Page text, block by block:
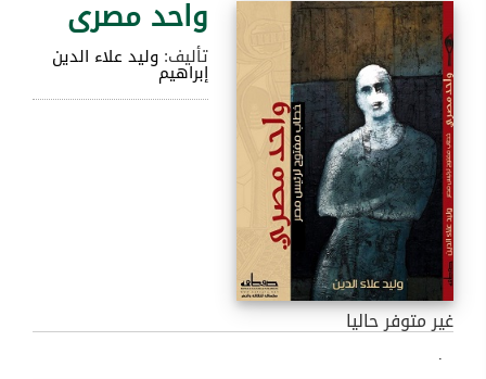
واحد مصرى
تأليف:وليد علاء الدين
إبراهيم
غير متوفر حاليا
.